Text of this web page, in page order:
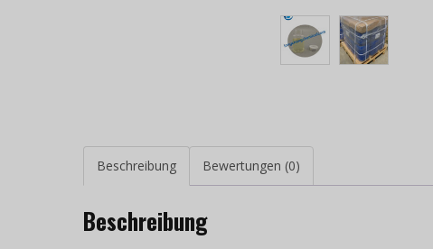
Beschreibung Bewertungen (0)
Beschreibung